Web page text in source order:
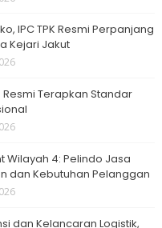
IPC TPK Resmi Perpanjang
Kejari Jakut
Resmi Terapkan Standar
Wilayah 4: Pelindo Jasa
dan Kebutuhan Pelanggan
dan Kelancaran Logistik,